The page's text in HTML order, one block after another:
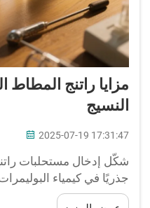
مزايا راتنج المطاط
النسيج
2025-07-19 17:31:47
شكّل إدخال مستحلبات راتنج
جذريًا في كيمياء البوليمرات
استبدل الأنظمة القائمة